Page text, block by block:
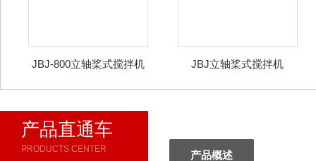
JBJ-800立轴桨式搅拌机 JBJ立轴桨式搅拌机
产品直通车
PRODUCTS CENTER 产品概述